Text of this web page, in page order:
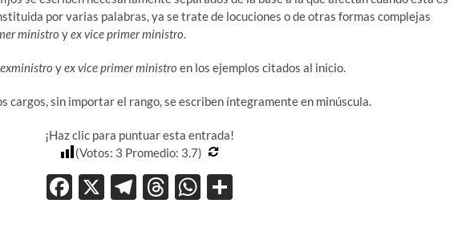
por varias palabras, ya se trate de locuciones o de otras formas complejas
ministro yex vice primer ministro.
exministro yex vice primer ministro en los ejemplos citados al inicio.
cargos, sin importar el rango, se escriben íntegramente en minúscula.
¡Haz clic para puntuar esta entrada!
(Votos: 3 Promedio: 3.7)
F
X T T W